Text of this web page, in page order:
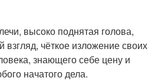
высоко поднятая голова,
чёткое изложение своих
знающего себе цену и
начатого дела.